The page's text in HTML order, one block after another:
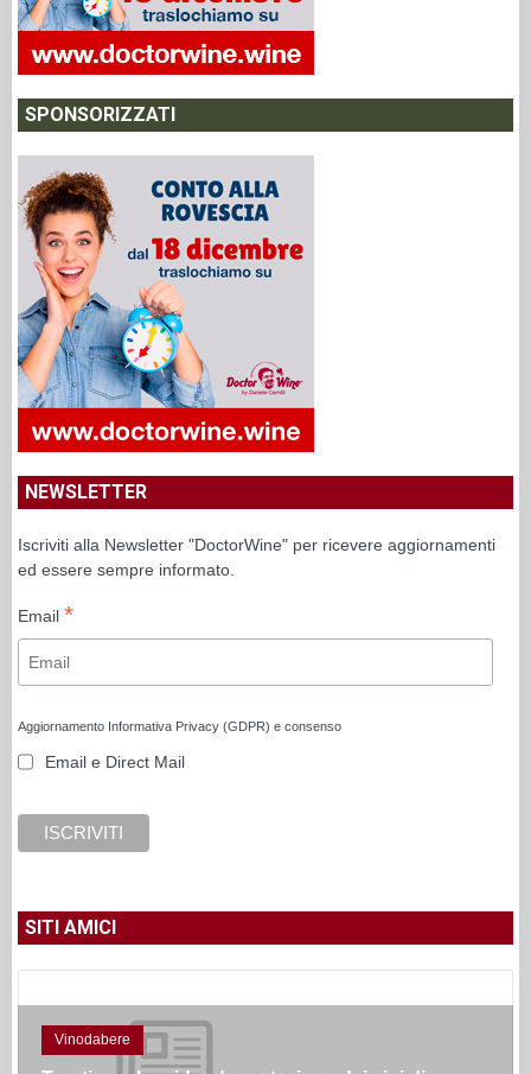
SPONSORIZZATI
NEWSLETTER
Iscriviti alla Newsletter "DoctorWine" per ricevere aggiornamenti
ed essere sempre informato.
Email *
Aggiornamento Informativa Privacy (GDPR) e consenso
Email e Direct Mail
SITI AMICI
Cronache Di Gusto